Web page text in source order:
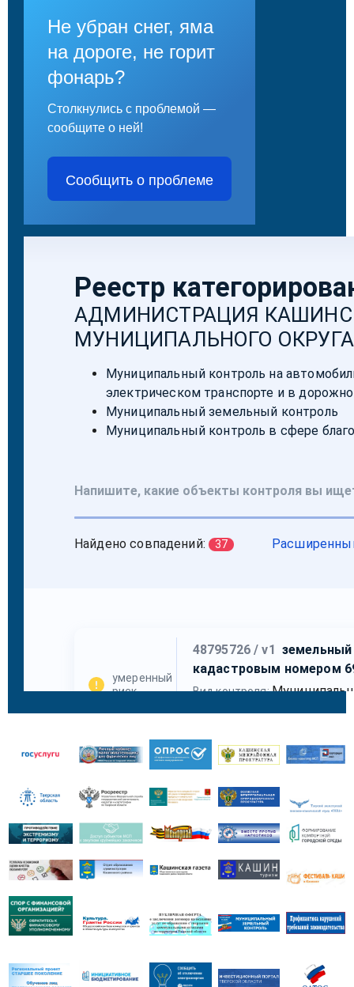
Не убран снег, яма
на дороге, не горит
фонарь?
Столкнулись с проблемой —
сообщите о ней!
Сообщить о проблеме